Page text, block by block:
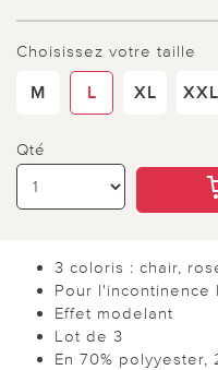
Choisissez votre taille
M L XL XXL
Qté
3 coloris : chair,
Pour l'incontinence
Effet modelant
Lot de 3
En 70% polyyester,